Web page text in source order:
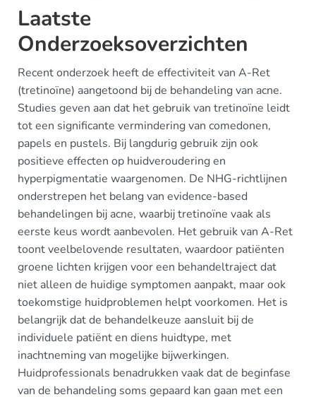
Laatste
Onderzoeksoverzichten
Recent onderzoek heeft de effectiviteit van A-Ret
(tretinoïne) aangetoond bij de behandeling van acne.
Studies geven aan dat het gebruik van tretinoïne leidt
tot een significante vermindering van comedonen,
papels en pustels. Bij langdurig gebruik zijn ook
positieve effecten op huidveroudering en
hyperpigmentatie waargenomen. De NHG-richtlijnen
onderstrepen het belang van evidence-based
behandelingen bij acne, waarbij tretinoïne vaak als
eerste keus wordt aanbevolen. Het gebruik van A-Ret
toont veelbelovende resultaten, waardoor patiënten
groene lichten krijgen voor een behandeltraject dat
niet alleen de huidige symptomen aanpakt, maar ook
toekomstige huidproblemen helpt voorkomen. Het is
belangrijk dat de behandelkeuze aansluit bij de
individuele patiënt en diens huidtype, met
inachtneming van mogelijke bijwerkingen.
Huidprofessionals benadrukken vaak dat de beginfase
van de behandeling soms gepaard kan gaan met een